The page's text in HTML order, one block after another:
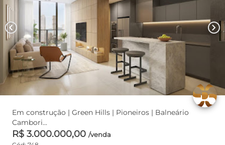
chevron_left chevron_right
Em construção | Green Hills | Pioneiros | Balneário
Cambori...
R$ 3.000.000,00 /venda